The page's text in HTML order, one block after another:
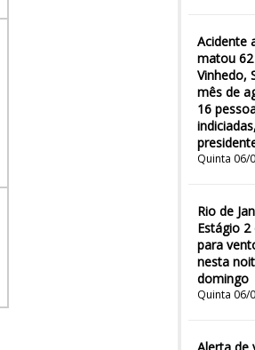
Acidente
matou
Vinhedo,
mês de
16
Quinta 06/
Rio de
Estágio
para
nesta
domingo
Quinta 06/